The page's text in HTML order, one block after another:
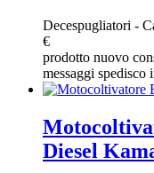
Decespugliatori -
€
prodotto nuovo
messaggi spedisco
Diesel